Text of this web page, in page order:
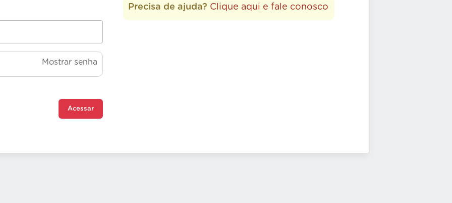
Mostrar senha
Acessar
Precisa de ajuda? Clique aqui e fale conosco